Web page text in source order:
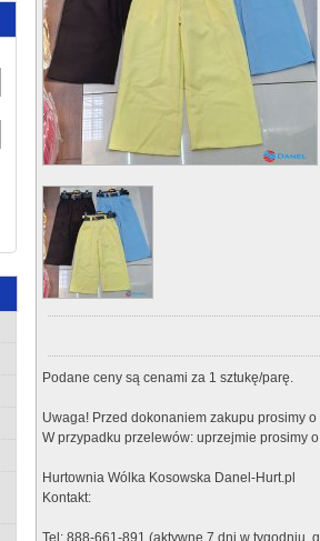
Podane ceny są cenami za 1 sztukę/parę.
Uwaga! Przed dokonaniem zakupu prosimy
W przypadku przelewów: uprzejmie prosimy
Hurtownia Wólka Kosowska Danel-Hurt.pl
Kontakt:
Tel: 888-661-891 (aktywne 7 dni w tygodniu,